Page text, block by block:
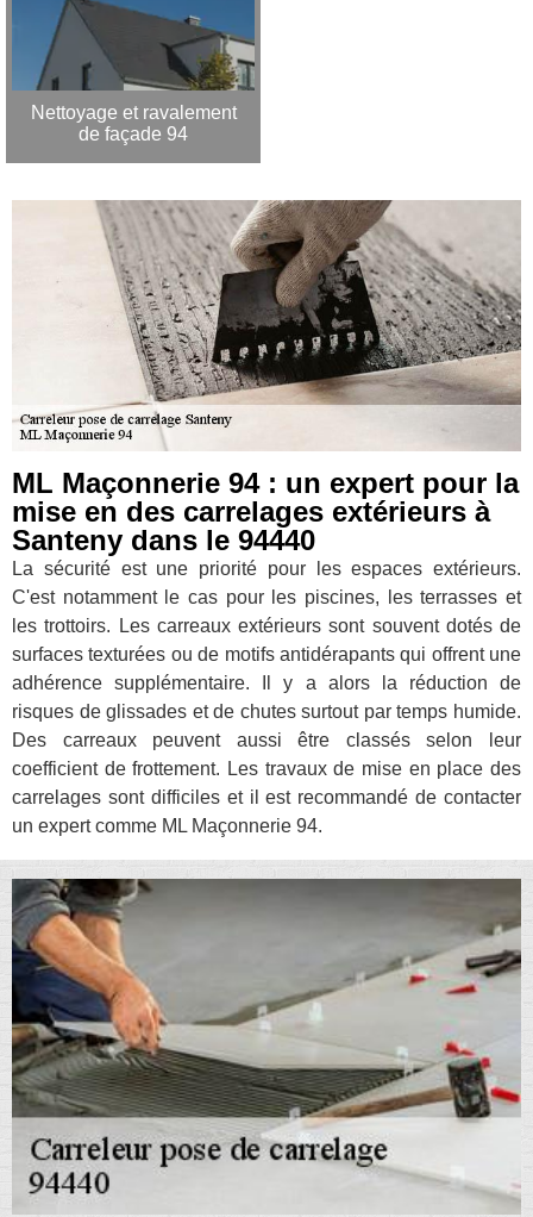
Nettoyage et ravalement
de façade 94
ML Maçonnerie 94 : un expert pour la
mise en des carrelages extérieurs à
Santeny dans le 94440
La sécurité est une priorité pour les espaces extérieurs.
C'est notamment le cas pour les piscines, les terrasses et
les trottoirs. Les carreaux extérieurs sont souvent dotés de
surfaces texturées ou de motifs antidérapants qui offrent une
adhérence supplémentaire. Il y a alors la réduction de
risques de glissades et de chutes surtout par temps humide.
Des carreaux peuvent aussi être classés selon leur
coefficient de frottement. Les travaux de mise en place des
carrelages sont difficiles et il est recommandé de contacter
un expert comme ML Maçonnerie 94.